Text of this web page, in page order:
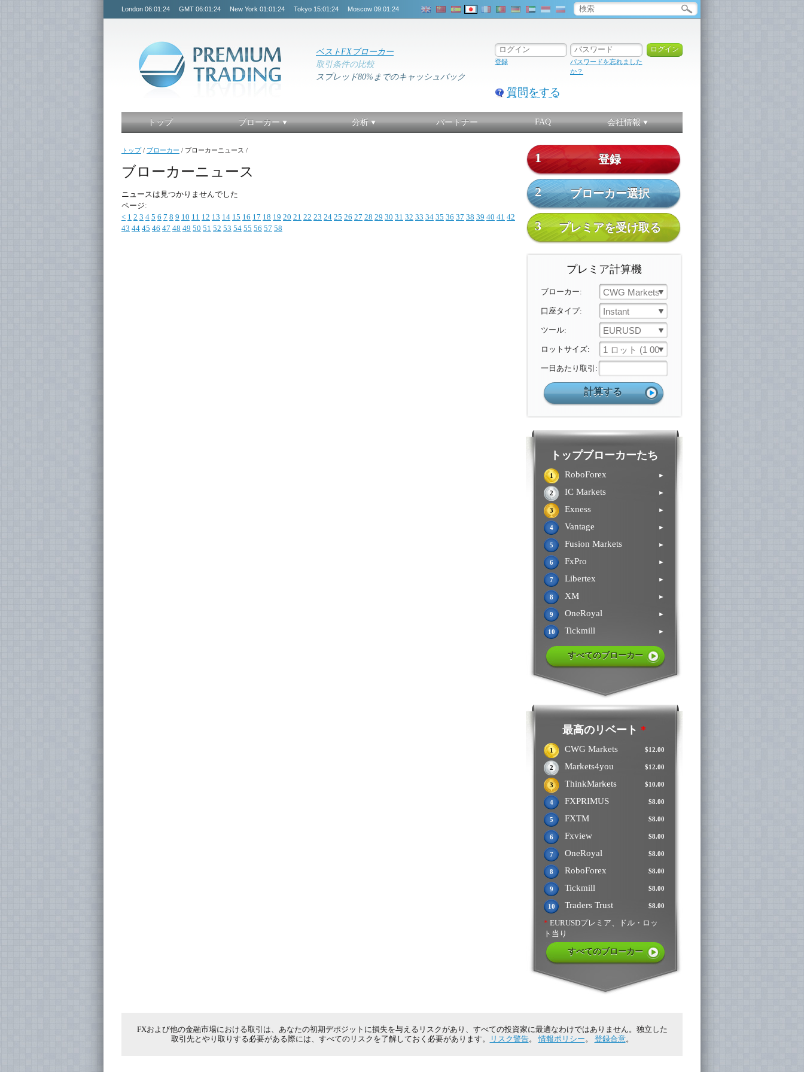
London 06:01:24 GMT 06:01:24 New York 01:01:24 Tokyo 15:01:24 Moscow 09:01:24
ベストFXブローカー
取引条件の比較
スプレッド80%までのキャッシュバック
登録
パスワードを忘れました
か？
質問をする
トップ ブローカー 分析 パートナー FAQ 会社情報
1 登録
2 ブローカー選択
3 プレミアを受け取る
プレミア計算機
ブローカー: CWG Markets
口座タイプ: Instant
ツール: EURUSD
ロットサイズ: 1 ロット (1 000 ユニット)
一日あたり取引:
トップブローカーたち
1 RoboForex ►
2 IC Markets ►
3 Exness ►
4 Vantage ►
5 Fusion Markets ►
6 FxPro ►
7 Libertex ►
8 XM ►
9 OneRoyal ►
10 Tickmill ►
すべてのブローカー
最高のリベート *
$12.00
1 CWG Markets
$12.00
2 Markets4you
$10.00
3 ThinkMarkets
$8.00
4 FXPRIMUS
$8.00
5 FXTM
$8.00
6 Fxview
$8.00
7 OneRoyal
$8.00
8 RoboForex
$8.00
9 Tickmill
$8.00
10 Traders Trust
* EURUSDプレミア、ドル・ロッ
ト当り
すべてのブローカー
トップ/ ブローカー / ブローカーニュース /
ブローカーニュース
ニュースは見つかりませんでした
ページ:
< 1 2 3 4 5 6 7 8 9 10 11 12 13 14 15 16 17 18 19 20 21 22 23 24 25 26 27 28 29 30 31 32 33 34 35 36 37 38 39 40 41 42
43 44 45 46 47 48 49 50 51 52 53 54 55 56 57 58
FXおよび他の金融市場における取引は、あなたの初期デポジットに損失を与えるリスクがあり、すべての投資家に最適なわけではありません。独立した
取引先とやり取りする必要がある際には、すべてのリスクを了解しておく必要があります。
リスク警告。情報ポリシー。 登録合意。